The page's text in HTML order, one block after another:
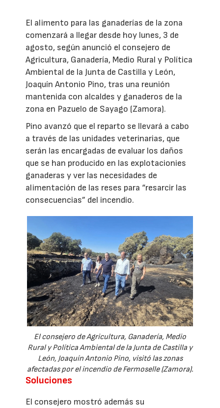
El alimento para las ganaderías de la zona
comenzará a llegar desde hoy lunes, 3 de
agosto, según anunció el consejero de
Agricultura, Ganadería, Medio Rural y Política
Ambiental de la Junta de Castilla y León,
Joaquín Antonio Pino, tras una reunión
mantenida con alcaldes y ganaderos de la
zona en Pazuelo de Sayago (Zamora).
Pino avanzó que el reparto se llevará a cabo
a través de las unidades veterinarias, que
serán las encargadas de evaluar los daños
que se han producido en las explotacionies
ganaderas y ver las necesidades de
alimentación de las reses para “resarcir las
consecuencias” del incendio.
El consejero de Agricultura, Ganadería, Medio
Rural y Política Ambiental de la Junta de Castilla y
León, Joaquín Antonio Pino, visitó las zonas
afectadas por el incendio de Fermoselle (Zamora).
Soluciones
El consejero mostró además su